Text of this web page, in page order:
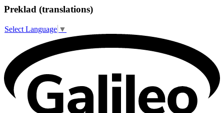
Preklad (translations)
Select Language ▼